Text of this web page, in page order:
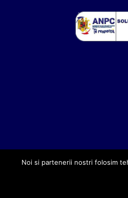
Noi si partenerii nostri folosim